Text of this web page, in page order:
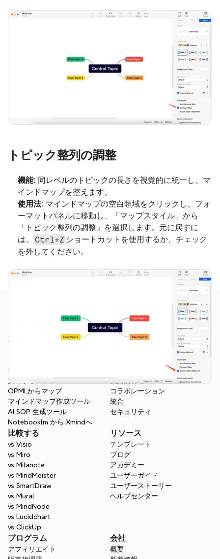
トピック整列の調整
機能: 同レベルのトピックの長さを視覚的に統一し、マ
インドマップを整えます。
使用法: マインドマップの空白領域をクリックし、フォ
ーマットパネルに移動し、「マップスタイル」から
「トピック整列の調整」を選択します。元に戻すに
は、
Ctrl+Z ショートカットを使用するか、チェック
を外してください。
製品
文書からマップ
OPMLからマップ
マインドマップ作成ツール
AI SOP 生成ツール
Notebooklm から Xmindへ
特徴
視覚的構造
コラボレーション
統合
セキュリティ
比較する
vs Visio
vs Miro
vs Milanote
vs MindMeister
vs SmartDraw
vs Mural
vs MindNode
vs Lucidchart
vs ClickUp
リソース
テンプレート
ブログ
アカデミー
ユーザーガイド
ユーザーストーリー
ヘルプセンター
プログラム
アフィリエイト
会社
概要